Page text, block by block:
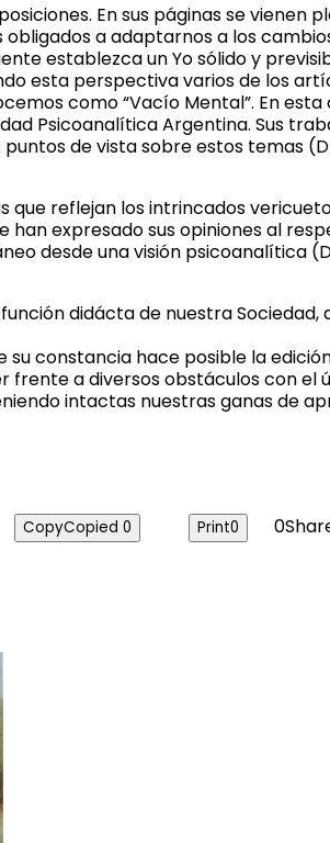
En sus páginas se
a adaptarnos a los
establezca un Yo sólido y
esta perspectiva varios de los
como “Vacío Mental”. En
Psicoanalítica Argentina. Sus
de vista sobre estos temas
reflejan los intrincados
expresado sus opiniones al
desde una visión psicoanalítica
didácta de nuestra
constancia hace posible la
a diversos obstáculos con
intactas nuestras ganas de
CopyCopied 0 Print0 0